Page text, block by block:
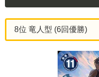
8位 竜人型 (6回優勝)